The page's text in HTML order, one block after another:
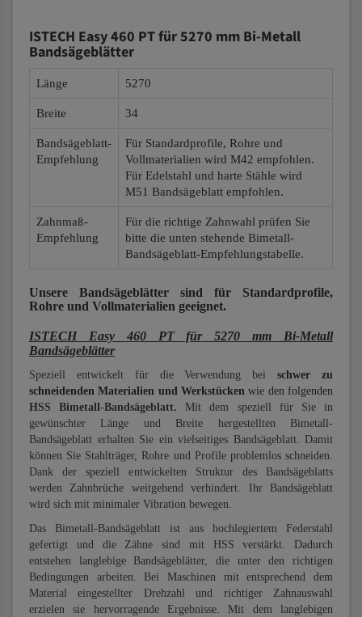
ISTECH Easy 460 PT für 5270 mm Bi-Metall
Bandsägeblätter
Länge 5270
Breite 34
Bandsägeblatt-
Empfehlung
Für Standardprofile, Rohre und
Vollmaterialien wird M42 empfohlen.
Für Edelstahl und harte Stähle wird
M51 Bandsägeblatt empfohlen.
Zahnmaß-
Empfehlung
Für die richtige Zahnwahl prüfen Sie
bitte die unten stehende Bimetall-
Bandsägeblatt-Empfehlungstabelle.
Unsere Bandsägeblätter sind für Standardprofile,
Rohre und Vollmaterialien geeignet.
ISTECH Easy 460 PT für 5270 mm Bi-Metall
Bandsägeblätter
Speziell entwickelt für die Verwendung beischwer zu
schneidenden Materialien und Werkstücken wie den folgenden
HSS Bimetall-Bandsägeblatt. Mit dem speziell für Sie in
gewünschter Länge und Breite hergestellten Bimetall-
Bandsägeblatt erhalten Sie ein vielseitiges Bandsägeblatt. Damit
können Sie Stahlträger, Rohre und Profile problemlos schneiden.
Dank der speziell entwickelten Struktur des Bandsägeblatts
werden Zahnbrüche weitgehend verhindert. Ihr Bandsägeblatt
wird sich mit minimaler Vibration bewegen.
Das Bimetall-Bandsägeblatt ist aus hochlegiertem Federstahl
gefertigt und die Zähne sind mit HSS verstärkt. Dadurch
entstehen langlebige Bandsägeblätter, die unter den richtigen
Bedingungen arbeiten. Bei Maschinen mit entsprechend dem
Material eingestellter Drehzahl und richtiger Zahnauswahl
erzielen sie hervorragende Ergebnisse. Mit dem langlebigen